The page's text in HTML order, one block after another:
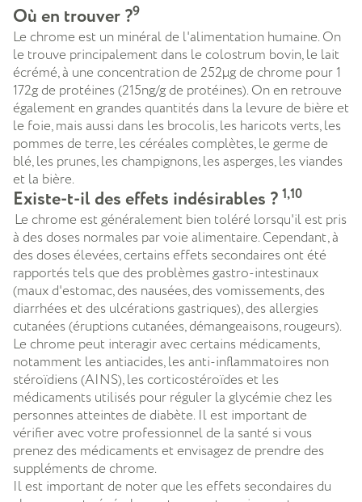
Où en trouver ?9
Le chrome est un minéral de l'alimentation humaine. On
le trouve principalement dans le colostrum bovin, le lait
écrémé, à une concentration de 252µg de chrome pour 1
172g de protéines (215ng/g de protéines). On en retrouve
également en grandes quantités dans la levure de bière et
le foie, mais aussi dans les brocolis, les haricots verts, les
pommes de terre, les céréales complètes, le germe de
blé, les prunes, les champignons, les asperges, les viandes
et la bière.
Existe-t-il des effets indésirables ? 1,10
Le chrome est généralement bien toléré lorsqu'il est pris
à des doses normales par voie alimentaire. Cependant, à
des doses élevées, certains effets secondaires ont été
rapportés tels que des problèmes gastro-intestinaux
(maux d'estomac, des nausées, des vomissements, des
diarrhées et des ulcérations gastriques), des allergies
cutanées (éruptions cutanées, démangeaisons, rougeurs).
Le chrome peut interagir avec certains médicaments,
notamment les antiacides, les anti-inflammatoires non
stéroïdiens (AINS), les corticostéroïdes et les
médicaments utilisés pour réguler la glycémie chez les
personnes atteintes de diabète. Il est important de
vérifier avec votre professionnel de la santé si vous
prenez des médicaments et envisagez de prendre des
suppléments de chrome.
Il est important de noter que les effets secondaires du